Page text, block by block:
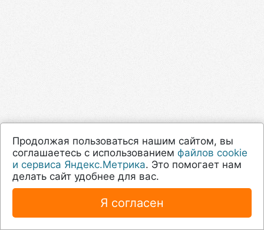
Продолжая пользоваться нашим сайтом, вы
соглашаетесь с использованием файлов cookie
и сервиса Яндекс.Метрика. Это помогает нам
делать сайт удобнее для вас.
Я согласен